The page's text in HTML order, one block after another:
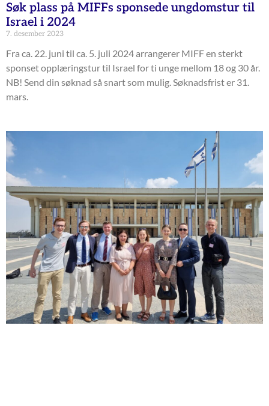
Søk plass på MIFFs sponsede ungdomstur til
Israel i 2024
7. desember 2023
Fra ca. 22. juni til ca. 5. juli 2024 arrangerer MIFF en sterkt
sponset opplæringstur til Israel for ti unge mellom 18 og 30 år.
NB! Send din søknad så snart som mulig. Søknadsfrist er 31.
mars.